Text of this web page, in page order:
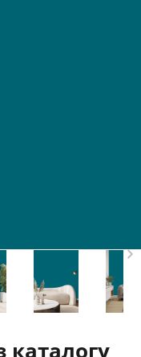
каталогу